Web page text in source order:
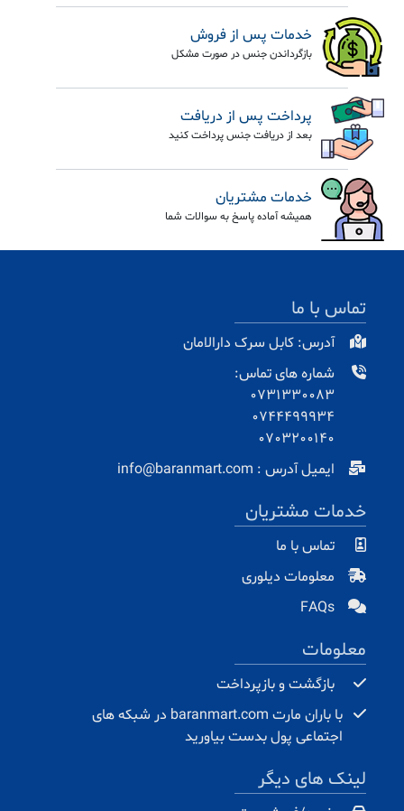
خدمات پس از فروش
بازگرداندن جنس در صورت مشکل
پرداخت پس از دریافت
بعد از دریافت جنس پرداخت کنید
خدمات مشتریان
همیشه آماده پاسخ به سوالات شما
تماس با ما
آدرس: کابل سرک دارالامان
شماره های تماس:
0731330083
0744499934
0703200140
ایمیل آدرس : info@baranmart.com
خدمات مشتریان
تماس با ما
معلومات دیلوری
FAQs
معلومات
بازگشت و بازپرداخت
با باران مارت baranmart.com در شبکه های
اجتماعی پول بدست بیاورید
لینک های دیگر